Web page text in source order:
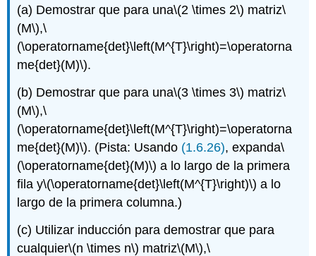
(a) Demostrar que para una\(2 \times 2\) matriz\
(M\),\
(\operatorname{det}\left(M^{T}\right)=\operatorna
me{det}(M)\).
(b) Demostrar que para una\(3 \times 3\) matriz\
(M\),\
(\operatorname{det}\left(M^{T}\right)=\operatorna
me{det}(M)\). (Pista: Usando (1.6.26), expanda\
(\operatorname{det}(M)\) a lo largo de la primera
fila y\(\operatorname{det}\left(M^{T}\right)\) a lo
largo de la primera columna.)
(c) Utilizar inducción para demostrar que para
cualquier\(n \times n\) matriz\(M\),\